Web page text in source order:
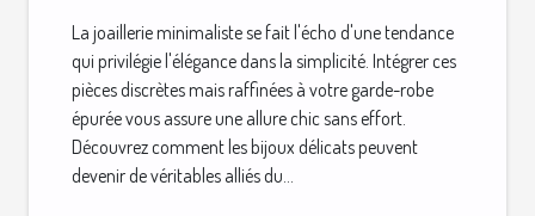
La joaillerie minimaliste se fait l'écho d'une tendance
qui privilégie l'élégance dans la simplicité. Intégrer ces
pièces discrètes mais raffinées à votre garde-robe
épurée vous assure une allure chic sans effort.
Découvrez comment les bijoux délicats peuvent
devenir de véritables alliés du...